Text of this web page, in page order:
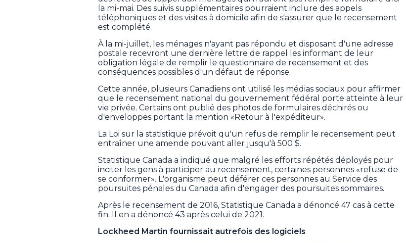
la mi-mai. Des suivis supplémentaires pourraient inclure des appels
téléphoniques et des visites à domicile afin de s'assurer que le recensement
est complété.
À la mi-juillet, les ménages n'ayant pas répondu et disposant d'une adresse
postale recevront une dernière lettre de rappel les informant de leur
obligation légale de remplir le questionnaire de recensement et des
conséquences possibles d'un défaut de réponse.
Cette année, plusieurs Canadiens ont utilisé les médias sociaux pour affirmer
que le recensement national du gouvernement fédéral porte atteinte à leur
vie privée. Certains ont publié des photos de formulaires déchirés ou
d'enveloppes portant la mention «Retour à l'expéditeur».
La Loi sur la statistique prévoit qu'un refus de remplir le recensement peut
entraîner une amende pouvant aller jusqu'à 500 $.
Statistique Canada a indiqué que malgré les efforts répétés déployés pour
inciter les gens à participer au recensement, certaines personnes «refuse de
se conformer». L'organisme peut déférer ces personnes au Service des
poursuites pénales du Canada afin d'engager des poursuites sommaires.
Après le recensement de 2016, Statistique Canada a dénoncé 47 cas à cette
fin. Il en a dénoncé 43 après celui de 2021.
Lockheed Martin fournissait autrefois des logiciels